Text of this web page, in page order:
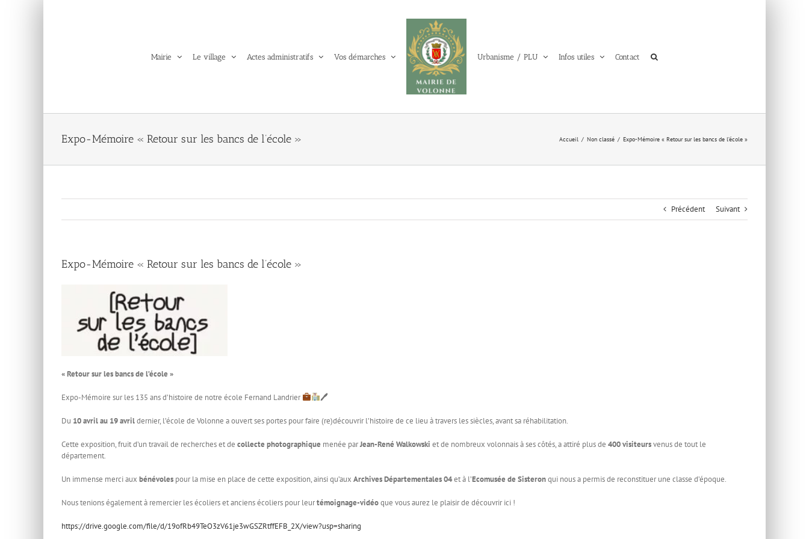
Mairie Le village Actes administratifs Vos démarches Urbanisme / PLU Infos utiles Contact
Expo-Mémoire « Retour sur les bancs de l’école » Accueil Non classé Expo-Mémoire « Retour sur les bancs de l’école »
Précédent Suivant
Expo-Mémoire « Retour sur les bancs de l’école »
« Retour sur les bancs de l’école »
Expo-Mémoire sur les 135 ans d’histoire de notre école Fernand Landrier 🖊
Du 10 avril au 19 avrildernier, l’école de Volonne a ouvert ses portes pour faire (re)découvrir l’histoire de ce lieu à travers les siècles, avant sa réhabilitation.
Cette exposition, fruit d’un travail de recherches et de collecte photographique menée parJean-René Walkowski et de nombreux volonnais à ses côtés, a attiré plus de 400 visiteursvenus de tout le
département.
Un immense merci aux bénévoles pour la mise en place de cette exposition, ainsi qu’aux Archives Départementales 04et à l’Ecomusée de Sisteronqui nous a permis de reconstituer une classe d’époque.
Nous tenions également à remercier les écoliers et anciens écoliers pour leurtémoignage-vidéoque vous aurez le plaisir de découvrir ici !
https://drive.google.com/file/d/19ofRb49TeO3zV61je3wGSZRtffEFB_2X/view?usp=sharing